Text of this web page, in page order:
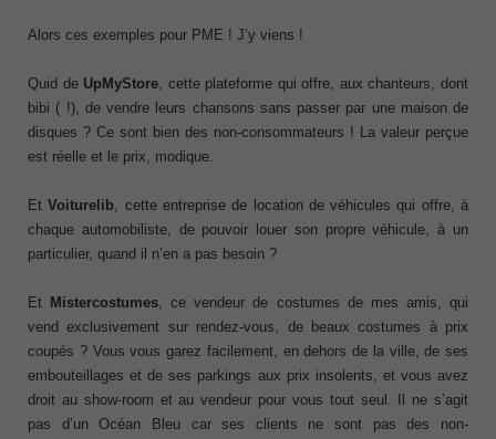
Alors ces exemples pour PME ! J’y viens !
Quid de UpMyStore, cette plateforme qui offre, aux chanteurs, dont
bibi ( !), de vendre leurs chansons sans passer par une maison de
disques ? Ce sont bien des non-consommateurs ! La valeur perçue
est réelle et le prix, modique.
EtVoiturelib, cette entreprise de location de véhicules qui offre, à
chaque automobiliste, de pouvoir louer son propre véhicule, à un
particulier, quand il n’en a pas besoin ?
Et Mistercostumes, ce vendeur de costumes de mes amis, qui
vend exclusivement sur rendez-vous, de beaux costumes à prix
coupés ? Vous vous garez facilement, en dehors de la ville, de ses
embouteillages et de ses parkings aux prix insolents, et vous avez
droit au show-room et au vendeur pour vous tout seul. Il ne s’agit
pas d’un Océan Bleu car ses clients ne sont pas des non-